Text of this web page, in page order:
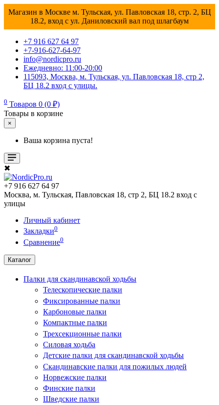
Магазин в Москве м. Тульская, ул. Павловская 18, стр. 2, БЦ
18.2, вход с ул. Даниловский вал под шлагбаум
+7 916 627 64 97
+7-916-627-64-97
info@nordicpro.ru
Ежедневно: 11:00-20:00
115093, Москва, м. Тульская, ул. Павловская 18, стр 2,
БЦ 18.2 вход с улицы.
0 Товаров 0 (0 ₽)
Товары в корзине
×
Ваша корзина пуста!
✖
+7 916 627 64 97
Москва, м. Тульская, Павловская 18, стр 2, БЦ 18.2 вход с
улицы
Личный кабинет
Закладки0
Сравнение0
Каталог
Палки для скандинавской ходьбы
Телескопические палки
Фиксированные палки
Карбоновые палки
Компактные палки
Трехсекционные палки
Силовая ходьба
Детские палки для скандинавской ходьбы
Скандинавские палки для пожилых людей
Норвежские палки
Финские палки
Шведские палки